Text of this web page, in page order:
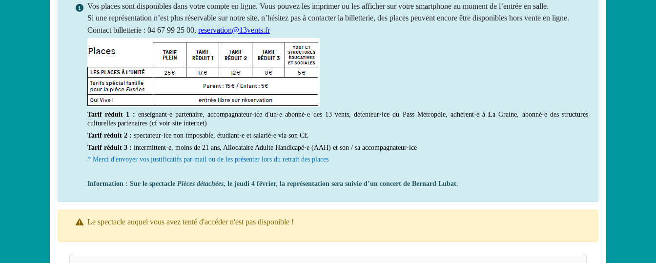
Vos places sont disponibles dans votre compte en ligne. Vous pouvez les imprimer ou les afficher sur votre smartphone au moment de l’entrée en salle.
Si une représentation n’est plus réservable sur notre site, n’hésitez pas à contacter la billetterie, des places peuvent encore être disponibles hors vente en ligne.
Contact billetterie : 04 67 99 25 00, reservation@13vents.fr
Tarif réduit 1 : enseignant·e partenaire, accompagnateur·ice d'un·e abonné·e des 13 vents, détenteur·ice du Pass Métropole, adhérent·e à La Graine, abonné·e des structures
culturelles partenaires (cf voir site internet)
Tarif réduit 2 : spectateur·ice non imposable, étudiant·e et salarié·e via son CE
Tarif réduit 3 : intermittent·e, moins de 21 ans, Allocataire Adulte Handicapé·e (AAH) et son / sa accompagnateur·ice
* Merci d'envoyer vos justificatifs par mail ou de les présenter lors du retrait des places
Information : Sur le spectacle Pièces détachées, le jeudi 4 février, la représentation sera suivie d’un concert de Bernard Lubat.
Le spectacle auquel vous avez tenté d'accéder n'est pas disponible !